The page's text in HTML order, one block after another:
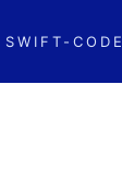
SWIFT-CODE